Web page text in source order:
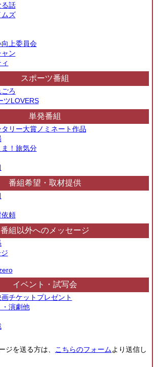
話
ズ
上委員会
ン
スポーツ番組
ろ
ツLOVERS
単発番組
リー大賞ノミネート作品
！旅気分
番組希望・取材提供
頼
番組以外へのメッセージ
イベント・試写会
チケットプレゼント
演劇他
ジを送る方は、 こちらのフォームより送信し